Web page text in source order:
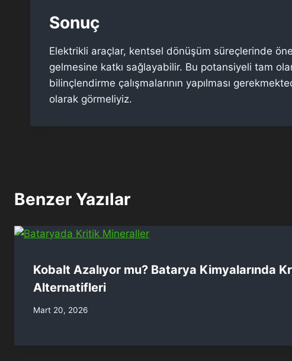
Sonuç
Elektrikli araçlar, kentsel dönüşüm süreçlerinde
gelmesine katkı sağlayabilir. Bu potansiyeli tam
bilinçlendirme çalışmalarının yapılması
olarak görmeliyiz.
Benzer Yazılar
Kobalt Azalıyor mu? Batarya Kimyalarında
Alternatifleri
Mart 20, 2026